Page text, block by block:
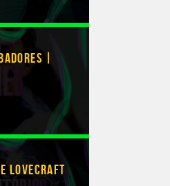
|
LOVECRAFT